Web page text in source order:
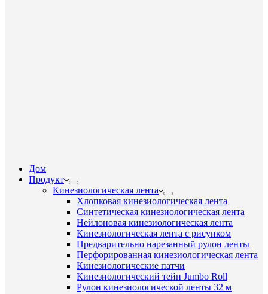
Дом
Продукт
Кинезиологическая лента
Хлопковая кинезиологическая лента
Синтетическая кинезиологическая лента
Нейлоновая кинезиологическая лента
Кинезиологическая лента с рисунком
Предварительно нарезанный рулон ленты
Перфорированная кинезиологическая лента
Кинезиологические патчи
Кинезиологический тейп Jumbo Roll
Рулон кинезиологической ленты 32 м